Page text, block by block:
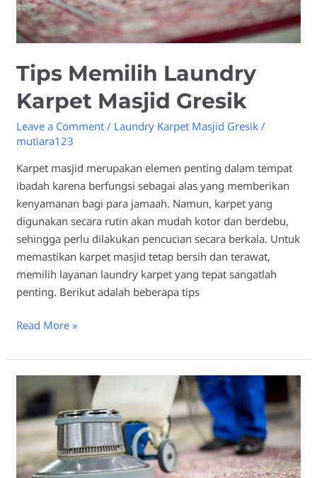
Tips Memilih Laundry
Karpet Masjid Gresik
Leave a Comment / Laundry Karpet Masjid Gresik /
mutiara123
Karpet masjid merupakan elemen penting dalam tempat
ibadah karena berfungsi sebagai alas yang memberikan
kenyamanan bagi para jamaah. Namun, karpet yang
digunakan secara rutin akan mudah kotor dan berdebu,
sehingga perlu dilakukan pencucian secara berkala. Untuk
memastikan karpet masjid tetap bersih dan terawat,
memilih layanan laundry karpet yang tepat sangatlah
penting. Berikut adalah beberapa tips
Read More »
Karpet
Masjid
Gresik